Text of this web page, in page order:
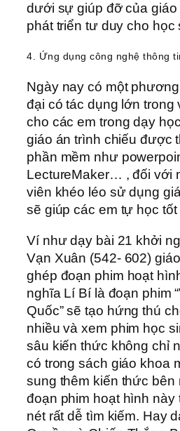
dưới sự giúp đỡ của giáo
phát triển tư duy cho học
4. Ứng dụng công nghệ thông
Ngày nay có một
đại có tác dụng lớn trong
cho các em trong dạy
giáo án trình chiếu được
phần mềm như
LectureMaker… , đối với
viên khéo léo sử dụng
sẽ giúp các em tự học
Ví như dạy bài 21 khởi
Vạn Xuân (542- 602)
ghép đoạn phim hoạt
nghĩa Lí Bí là đoạn phim
Quốc” sẽ tạo hứng thú
nhiều và xem phim học
sâu kiến thức không chỉ
có trong sách giáo khoa
sung thêm kiến thức
đoạn phim hoạt hình này
nét rất dễ tìm kiếm. Hay